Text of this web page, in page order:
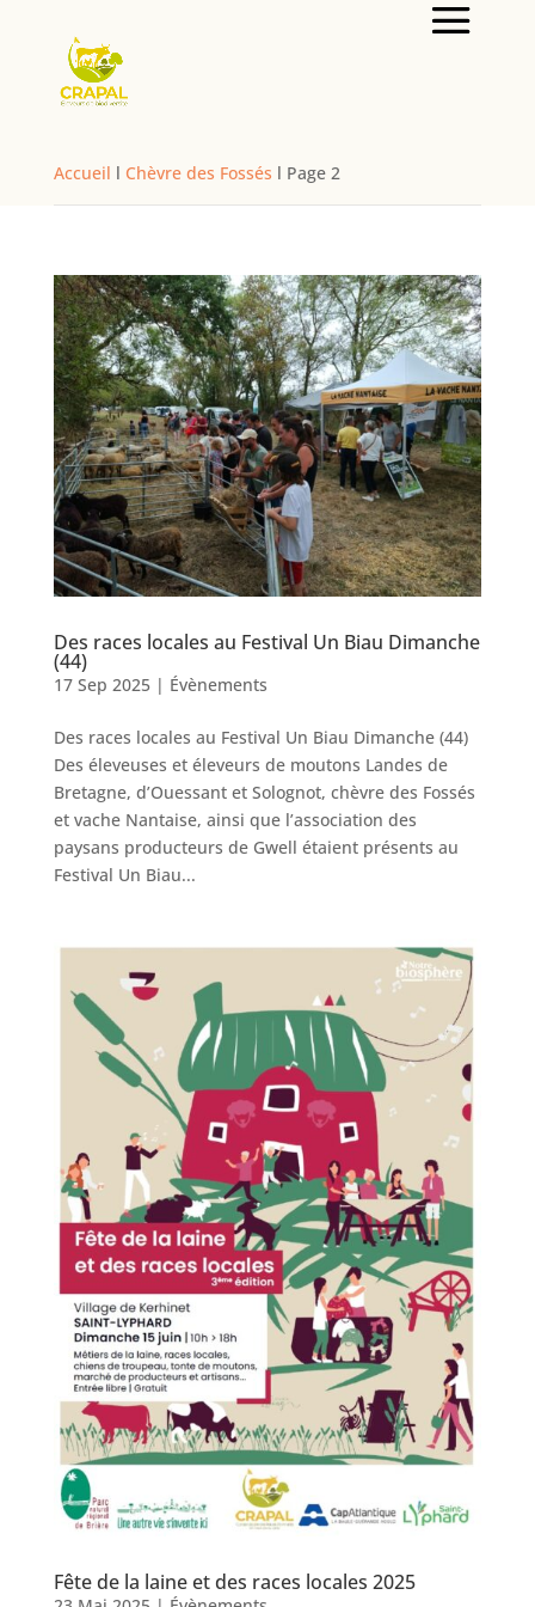
Accueil l Chèvre des Fossés l Page 2
Des races locales au Festival Un Biau Dimanche
(44)
17 Sep 2025| Évènements
Des races locales au Festival Un Biau Dimanche (44)
Des éleveuses et éleveurs de moutons Landes de
Bretagne, d’Ouessant et Solognot, chèvre des Fossés
et vache Nantaise, ainsi que l’association des
paysans producteurs de Gwell étaient présents au
Festival Un Biau...
Fête de la laine et des races locales 2025